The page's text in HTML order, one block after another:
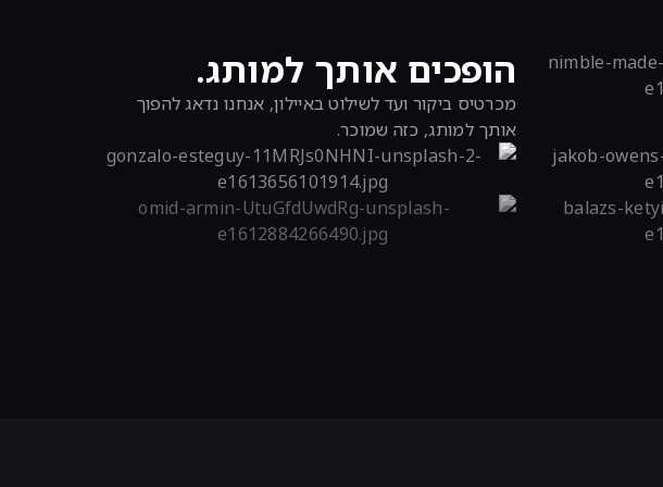
הופכים אותך למותג.
מכרטיס ביקור ועד לשילוט באיילון, אנחנו נדאג להפוך
אותך למותג, כזה שמוכר.